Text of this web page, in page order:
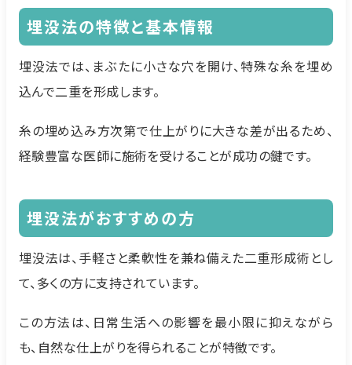
埋没法の特徴と基本情報
埋没法では、まぶたに小さな穴を開け、特殊な糸を埋め
込んで二重を形成します。
糸の埋め込み方次第で仕上がりに大きな差が出るため、
経験豊富な医師に施術を受けることが成功の鍵です。
埋没法がおすすめの方
埋没法は、手軽さと柔軟性を兼ね備えた二重形成術とし
て、多くの方に支持されています。
この方法は、日常生活への影響を最小限に抑えながら
も、自然な仕上がりを得られることが特徴です。